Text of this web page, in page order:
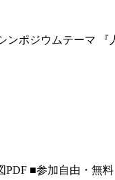
ポジウムテーマ 『
■参加自由・無